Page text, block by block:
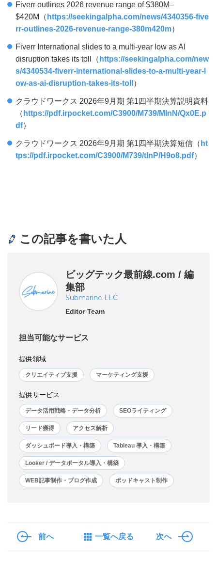
Fiverr outlines 2026 revenue range of $380M–
$420M（ https://seekingalpha.com/news/4340356-five
rr-outlines-2026-revenue-range-380m420m）
Fiverr International slides to a multi-year low as AI
disruption takes its toll（ https://seekingalpha.com/new
s/4340534-fiverr-international-slides-to-a-multi-year-l
ow-as-ai-disruption-takes-its-toll ）
クラウドワークス 2026年9月期 第1四半期決算説明資料
（ https://pdf.irpocket.com/C3900/M739/MInN/Qx0E.p
df）
クラウドワークス 2026年9月期 第1四半期決算短信（ ht
tps://pdf.irpocket.com/C3900/M739/tInP/H9o8.pdf）
この記事を書いた人
ビッグテック最前線.com / 編
集部
Submarine LLC
Editor Team
担当可能なサービス
提供領域
クリエイティブ支援 マーケティング支援
提供サービス
データ活用戦略・データ分析 SEOライティング
リード獲得 アクセス解析
ダッシュボード導入・構築 Tableau 導入・構築
Looker / データポータル導入・構築
WEB記事制作・ブログ作成 ポッドキャスト制作
前へ 一覧へ戻る 次へ